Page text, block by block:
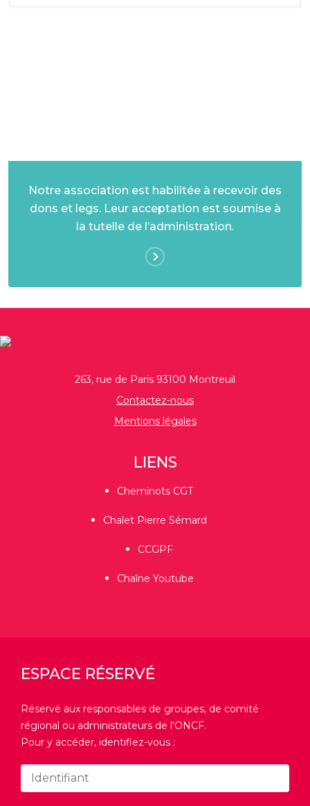
Notre association est habilitée à recevoir des
dons et legs. Leur acceptation est soumise à
la tutelle de l’administration.
263, rue de Paris 93100 Montreuil
Contactez-nous
Mentions légales
LIENS
Cheminots CGT
Chalet Pierre Sémard
CCGPF
Chaîne Youtube
ESPACE RÉSERVÉ
Réservé aux responsables de groupes, de comité
régional ou administrateurs de l'ONCF.
Pour y accéder, identifiez-vous :